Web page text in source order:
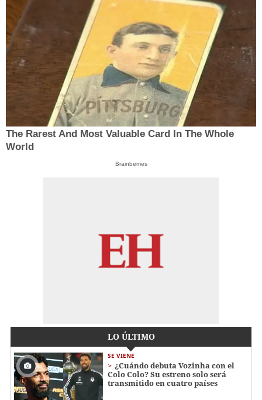
The Rarest And Most Valuable Card In The Whole
World
Brainberries
LO ÚLTIMO
SE VIENE
¿Cuándo debuta Vozinha con el
Colo Colo? Su estreno solo será
transmitido en cuatro países